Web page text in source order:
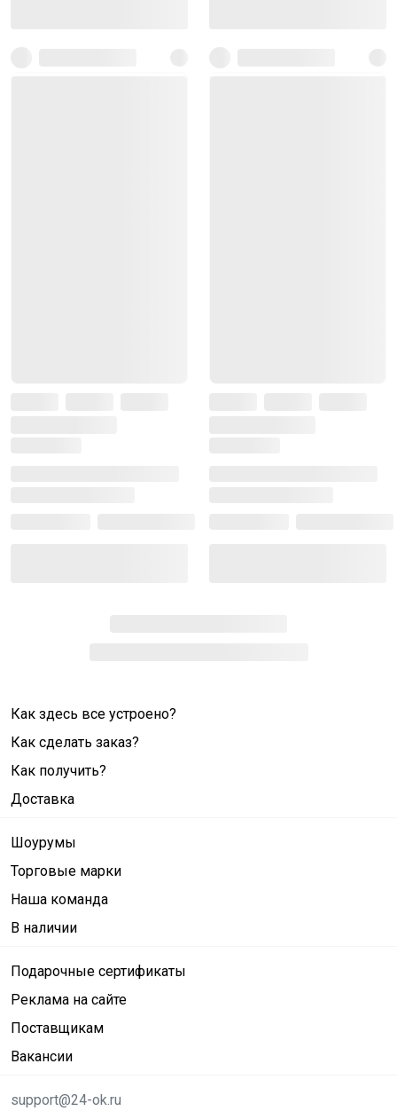
Как здесь все устроено?
Как сделать заказ?
Как получить?
Доставка
Шоурумы
Торговые марки
Наша команда
В наличии
Подарочные сертификаты
Реклама на сайте
Поставщикам
Вакансии
support@24-ok.ru